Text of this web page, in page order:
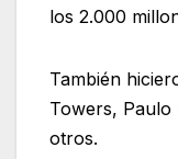
los 2.000
También
Towers, Paulo
otros.